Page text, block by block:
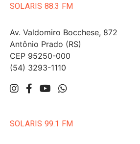
SOLARIS 88.3 FM
Av. Valdomiro Bocchese, 872
Antônio Prado (RS)
CEP 95250-000
(54) 3293-1110
SOLARIS 99.1 FM